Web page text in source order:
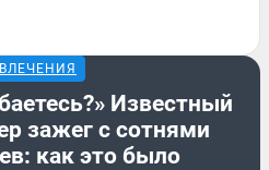
Известный
зажег с сотнями
как это было